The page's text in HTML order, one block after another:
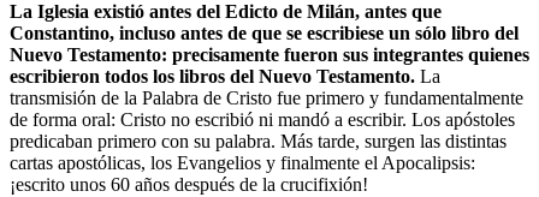
La Iglesia existió antes del Edicto de Milán, antes que
Constantino, incluso antes de que se escribiese un sólo libro del
Nuevo Testamento: precisamente fueron sus integrantes quienes
escribieron todos los libros del Nuevo Testamento. La
transmisión de la Palabra de Cristo fue primero y fundamentalmente
de forma oral: Cristo no escribió ni mandó a escribir. Los apóstoles
predicaban primero con su palabra. Más tarde, surgen las distintas
cartas apostólicas, los Evangelios y finalmente el Apocalipsis:
¡escrito unos 60 años después de la crucifixión!